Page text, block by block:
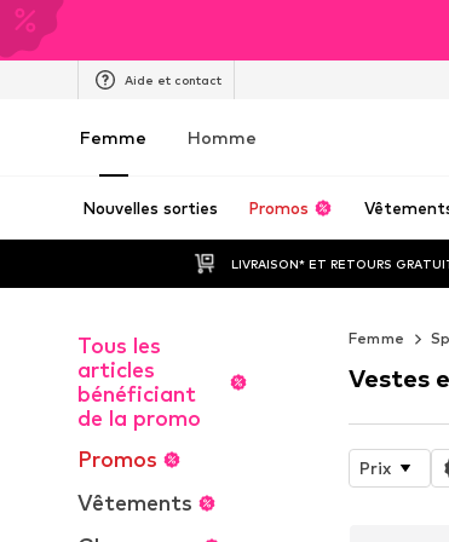
Aide et contact
Femme Homme
Nouvelles sorties Promos
LIVRAISON* ET RETOURS
Tous les
articles
bénéficiant
de la promo
Promos
Vêtements
Femme
Vestes
Prix